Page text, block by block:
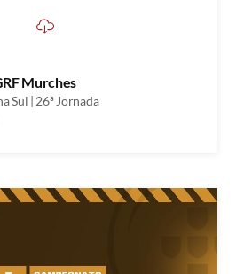
Murches
Sul | 26ª Jornada